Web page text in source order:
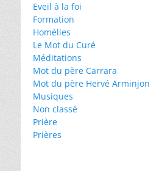
Eveil à la foi
Formation
Homélies
Le Mot du Curé
Méditations
Mot du père Carrara
Mot du père Hervé Arminjon
Musiques
Non classé
Prière
Prières